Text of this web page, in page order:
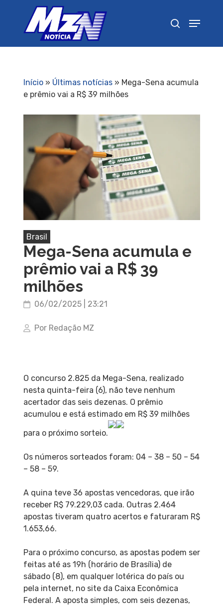
Início» Últimas notícias» Mega-Sena acumula
e prêmio vai a R$ 39 milhões
Brasil
Mega-Sena acumula e
prêmio vai a R$ 39
milhões
06/02/2025 | 23:21
Por Redação MZ
O concurso 2.825 da Mega-Sena, realizado
nesta quinta-feira (6), não teve nenhum
acertador das seis dezenas. O prêmio
acumulou e está estimado em R$ 39 milhões
para o próximo sorteio.
Os números sorteados foram: 04 – 38 – 50 – 54
– 58 – 59.
A quina teve 36 apostas vencedoras, que irão
receber R$ 79.229,03 cada. Outras 2.464
apostas tiveram quatro acertos e faturaram R$
1.653,66.
Para o próximo concurso, as apostas podem ser
feitas até as 19h (horário de Brasília) de
sábado (8), em qualquer lotérica do país ou
pela internet, no site da Caixa Econômica
Federal. A aposta simples, com seis dezenas,